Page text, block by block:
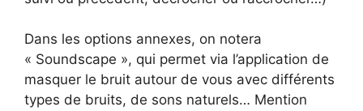
Dans les options annexes, on notera
« Soundscape », qui permet via l’application de
masquer le bruit autour de vous avec différents
types de bruits, de sons naturels… Mention